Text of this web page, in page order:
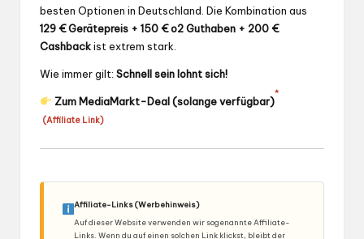
besten Optionen in Deutschland. Die Kombination aus
129 € Gerätepreis + 150 € o2 Guthaben + 200 €
Cashbackist extrem stark.
Wie immer gilt: Schnell sein lohnt sich!
Zum MediaMarkt-Deal (solange verfügbar)
*
(Affiliate Link)
Affiliate-Links (Werbehinweis)
Auf dieser Website verwenden wir sogenannte Affiliate-
Links. Wenn du auf einen solchen Link klickst, bleibt der